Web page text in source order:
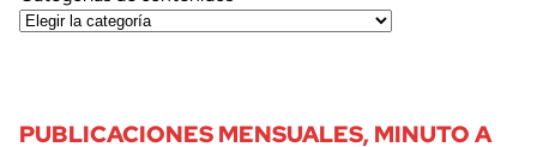
PUBLICACIONES MENSUALES, MINUTO A